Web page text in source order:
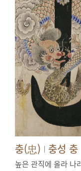
충(忠) | 충성 충
높은 관직에 올라 나